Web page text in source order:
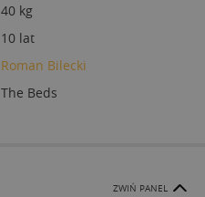
40 kg
10 lat
Roman Bilecki
The Beds
ZWIŃ PANEL